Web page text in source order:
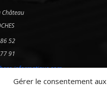
Gérer le consentement aux
Château
52
91
informatique.com